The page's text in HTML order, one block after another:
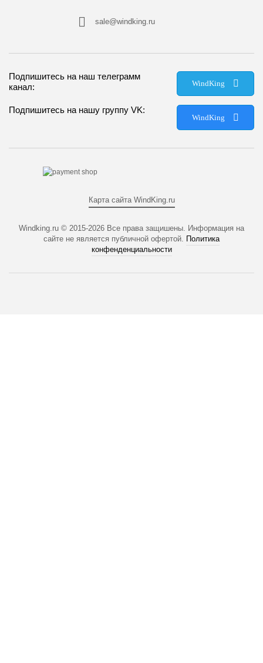
sale@windking.ru
Подпишитесь на наш телеграмм
канал:
WindKing
Подпишитесь на нашу группу VK:
WindKing
Windking.ru © 2015-2026 Все права защишены. Информация на
сайте не является публичной офертой. Политика
конфенденциальности
Карта сайта WindKing.ru